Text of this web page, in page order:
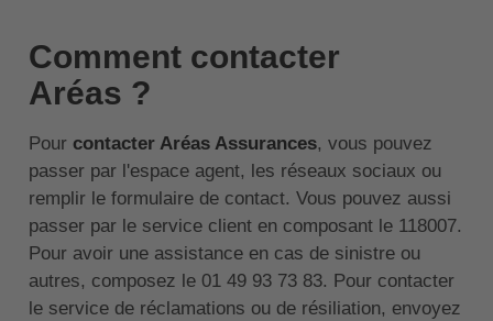
Comment contacter
Aréas ?
Pourcontacter Aréas Assurances, vous pouvez
passer par l'espace agent, les réseaux sociaux ou
remplir le formulaire de contact. Vous pouvez aussi
passer par le service client en composant le 118007.
Pour avoir une assistance en cas de sinistre ou
autres, composez le 01 49 93 73 83. Pour contacter
le service de réclamations ou de résiliation, envoyez